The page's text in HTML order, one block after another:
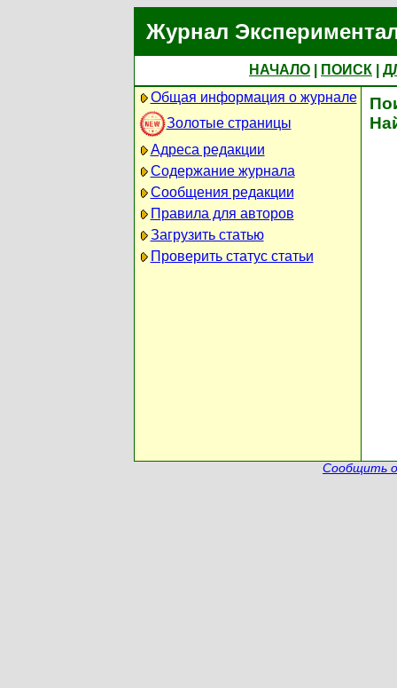
Журнал
НАЧАЛО ПОИСК
Общая информация о журнале
Золотые страницы
Адреса редакции
Содержание журнала
Сообщения редакции
Правила для авторов
Загрузить статью
Проверить статус статьи
Сообщить о